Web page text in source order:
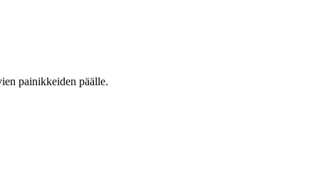
painikkeiden päälle.